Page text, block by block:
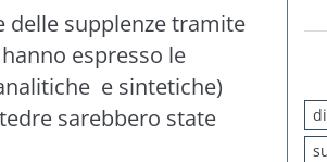
delle supplenze tramite
espresso le
e sintetiche)
sarebbero state